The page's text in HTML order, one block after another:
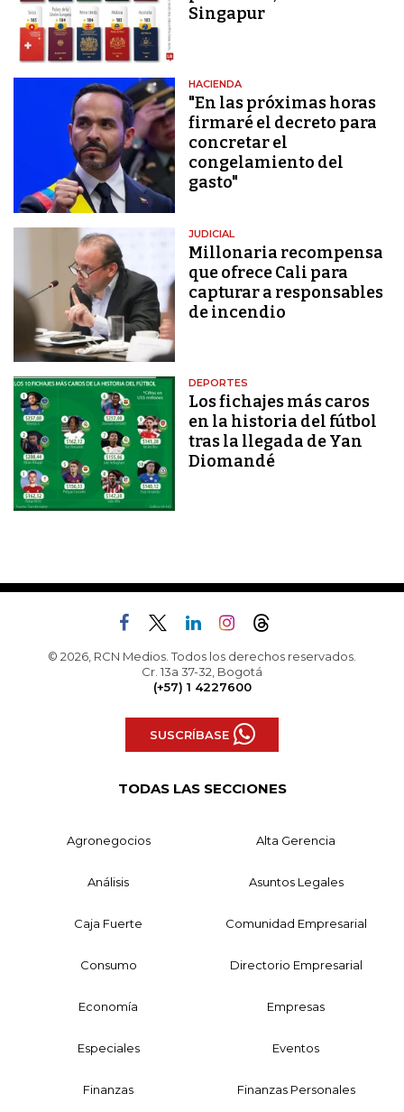
Singapur
HACIENDA
"En las próximas horas
firmaré el decreto para
concretar el
congelamiento del
gasto"
JUDICIAL
Millonaria recompensa
que ofrece Cali para
capturar a responsables
de incendio
DEPORTES
Los fichajes más caros
en la historia del fútbol
tras la llegada de Yan
Diomandé
© 2026, RCN Medios. Todos los derechos reservados.
Cr. 13a 37-32, Bogotá
(+57) 1 4227600
SUSCRÍBASE
TODAS LAS SECCIONES
Agronegocios Alta Gerencia
Análisis Asuntos Legales
Caja Fuerte Comunidad Empresarial
Consumo Directorio Empresarial
Economía Empresas
Especiales Eventos
Finanzas Finanzas Personales